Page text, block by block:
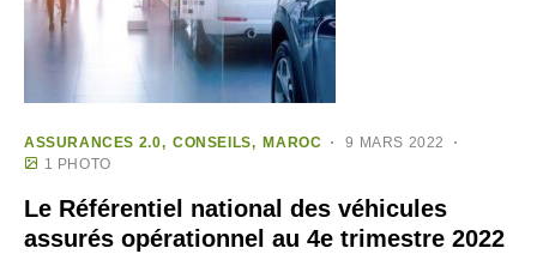
ASSURANCES 2.0 CONSEILS MAROC
9 MARS 2022
1 PHOTO
Le Référentiel national des véhicules
assurés opérationnel au 4e trimestre 2022